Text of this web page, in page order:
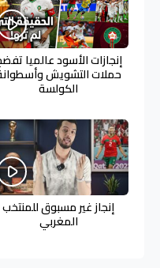
إنجازات الأسود عالميا
حملات التشويش
الكولسة
إنجاز غير مسبوق للمنتخب
المغربي